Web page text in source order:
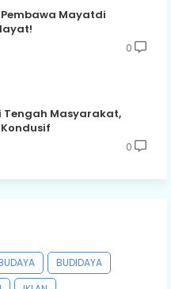
Mayatdi
0
Tengah Masyarakat,
0
BUDIDAYA